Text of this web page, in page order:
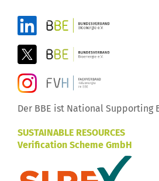
Der BBE ist National Supporting
SUSTAINABLE RESOURCES
Verification Scheme GmbH